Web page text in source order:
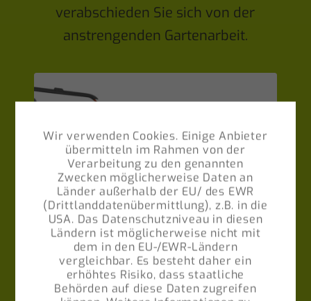
verabschieden Sie sich von der
anstrengenden Gartenarbeit.
Wir verwenden Cookies. Einige Anbieter
übermitteln im Rahmen von der
Verarbeitung zu den genannten
Zwecken möglicherweise Daten an
Länder außerhalb der EU/ des EWR
(Drittlanddatenübermittlung), z.B. in die
USA. Das Datenschutzniveau in diesen
Ländern ist möglicherweise nicht mit
dem in den EU-/EWR-Ländern
vergleichbar. Es besteht daher ein
erhöhtes Risiko, dass staatliche
Behörden auf diese Daten zugreifen